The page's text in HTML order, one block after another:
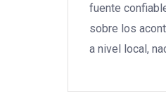
fuente
sobre los
a nivel local,